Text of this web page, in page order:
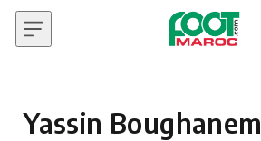
Skip to content
Yassin Boughanem